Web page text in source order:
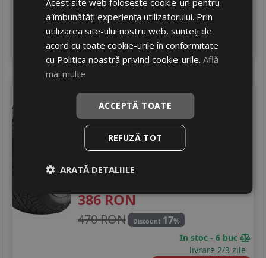
In stoc - peste 12 buc
livrare 2/3 zile
4 Adauga in cos
KormoranSnow
215/45 R17 91V
Turisme
Consum D
Aderenta
Zgomot
386RON
470 RON Discount 17%
In stoc - 6 buc
livrare 2/3 zile
a îmbunătăți experiența utilizatorului. Prin
utilizarea site-ului nostru web, sunteți de
acord cu toate cookie-urile în conformitate
cu Politica noastră privind cookie-urile.Află
mai multe
ACCEPTĂ TOATE
REFUZĂ TOT
ARATĂ DETALIILE